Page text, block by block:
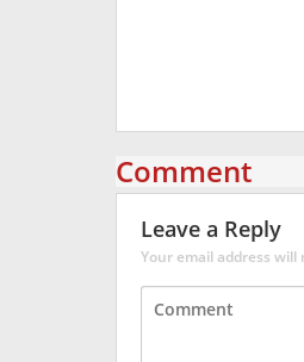
Comment
Leave a Reply
Your email address will